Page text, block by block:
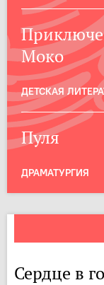
Моко
ДЕТСКАЯ
Пуля
ДРАМАТУРГИЯ
Сердце в